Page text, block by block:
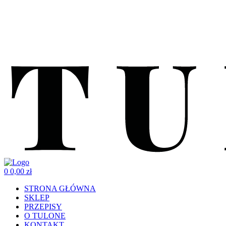
0 0,00 zł
STRONA GŁÓWNA
SKLEP
PRZEPISY
O TULONE